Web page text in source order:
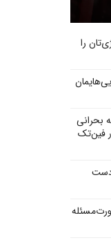
را
بحرانی
فین‌تک
دست